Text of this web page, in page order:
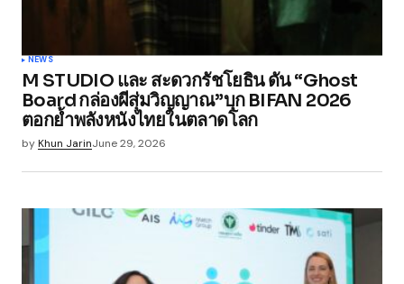
NEWS
M STUDIO และ สะดวกรัชโยธิน ดัน “Ghost
Board กล่องผีสุ่มวิญญาณ”บุก BIFAN 2026
ตอกย้ำพลังหนังไทยในตลาดโลก
byKhun JarinJune 29, 2026